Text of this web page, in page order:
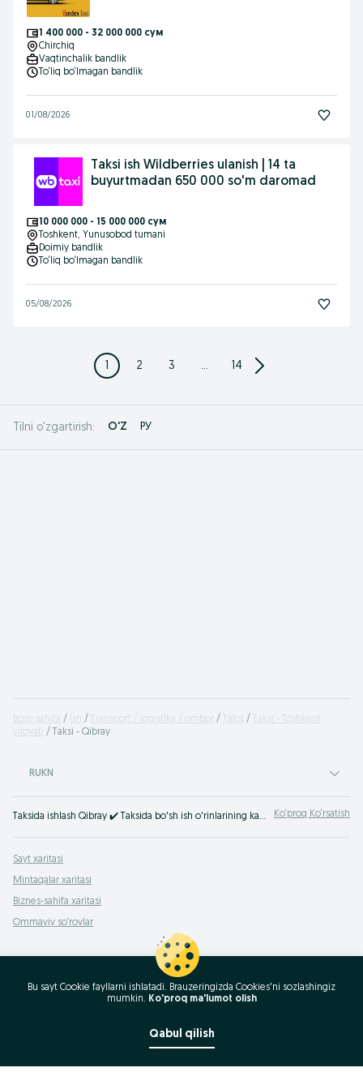
1 400 000 - 32 000 000 сум
Chirchiq
Vaqtinchalik bandlik
To‘liq bo‘lmagan bandlik
01/08/2026
Taksi ish Wildberries ulanish | 14 ta
buyurtmadan 650 000 so'm daromad
10 000 000 - 15 000 000 сум
Toshkent, Yunusobod tumani
Doimiy bandlik
To‘liq bo‘lmagan bandlik
05/08/2026
1 2 3 ... 14
Tilni o'zgartirish: O'Z РУ
Bosh sahifa Ish Transport / logistika / ombor Taksi
Taksi - Toshkent
viloyati
Taksi - Qibray
RUKN
Taksida ishlash Qibray ✔️️️ Taksida bo'sh ish o'rinlarining katta tanlovi ✔️️ turli xizmatlarda ✔️️️shaxsiy avtomobilda ✔️️️ vtomobil kompaniyasida ⮞⮞ OLX.uz Ko‘proq Ko‘rsatish
Sayt xaritasi
Mintaqalar xaritasi
Biznes-sahifa xaritasi
Ommaviy so‘rovlar
Bu sayt Cookie fayllarni ishlatadi. Brauzeringizda Cookies'ni sozlashingiz
mumkin. Ko'proq ma'lumot olish
Qabul qilish